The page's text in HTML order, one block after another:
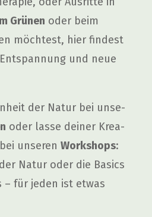
Grü­nen oder beim
möch­test, hier fin­dest
und neue
der Natur bei unse­
oder las­se dei­ner Krea­
unse­ren Work­shops:
Natur oder die Basics
– für jeden ist etwas